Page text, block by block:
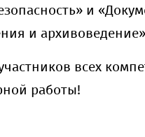
и
и
всех
работы!